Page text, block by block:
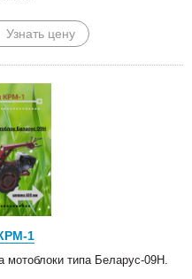
Узнать цену
1
мотоблоки типа Беларус-09Н.